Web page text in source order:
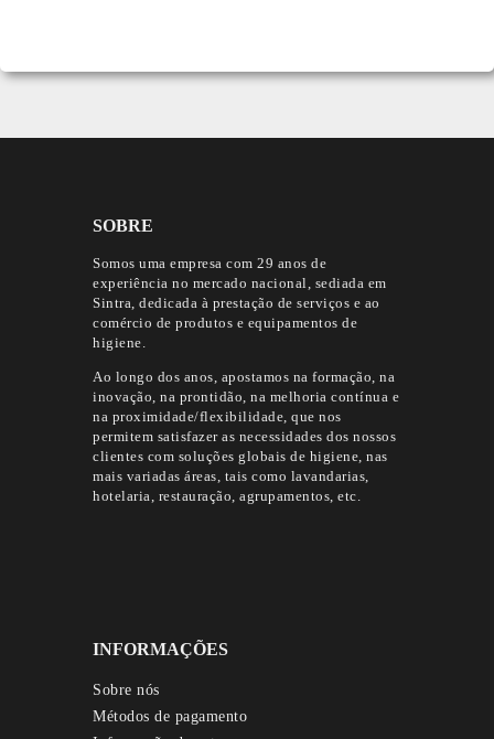
SOBRE
Somos uma empresa com 29 anos de
experiência no mercado nacional, sediada em
Sintra, dedicada à prestação de serviços e ao
comércio de produtos e equipamentos de
higiene.
Ao longo dos anos, apostamos na formação, na
inovação, na prontidão, na melhoria contínua e
na proximidade/flexibilidade, que nos
permitem satisfazer as necessidades dos nossos
clientes com soluções globais de higiene, nas
mais variadas áreas, tais como lavandarias,
hotelaria, restauração, agrupamentos, etc.
INFORMAÇÕES
Sobre nós
Métodos de pagamento